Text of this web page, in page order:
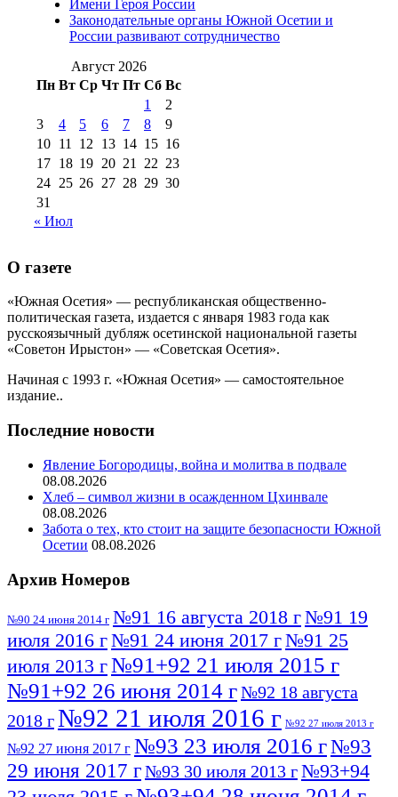
августа 2012 г(14) №98+99 11 июля
2017 г(9)
№99 4 августа
2016 г(12) №99 8 июля 2014 г
августа 2012 г(11)
августа 2013 г
(12)
Имени Героя России
Законодательные органы Южной Осетии и
России развивают сотрудничество
Август 2026
Пн Вт Ср Чт Пт Сб Вс
1
2
3
4 5 6 7 8
9
10 11 12 13 14 15 16
17 18 19 20 21 22 23
24 25 26 27 28 29 30
31
« Июл
О газете
«Южная Осетия» — республиканская общественно-
политическая газета, издается с января 1983 года как
русскоязычный дубляж осетинской национальной газеты
«Советон Ирыстон» — «Советская Осетия».
Начиная с 1993 г. «Южная Осетия» — самостоятельное
издание..
Последние новости
Явление Богородицы, война и молитва в подвале
08.08.2026
Хлеб – символ жизни в осажденном Цхинвале
08.08.2026
Забота о тех, кто стоит на защите безопасности Южной
Осетии 08.08.2026
Архив Номеров
№90 24 июня 2014 г №91 16 августа 2018 г№91 19
июля 2016 г№91 24 июня 2017 г№91 25
июля 2013 г№91+92 21 июля 2015 г
№91+92 26 июня 2014 г№92 18 августа
2018 г№92 21 июля 2016 г №92 27 июля 2013 г
№92 27 июня 2017 г №93 23 июля 2016 г№93
29 июня 2017 г№93 30 июля 2013 г№93+94